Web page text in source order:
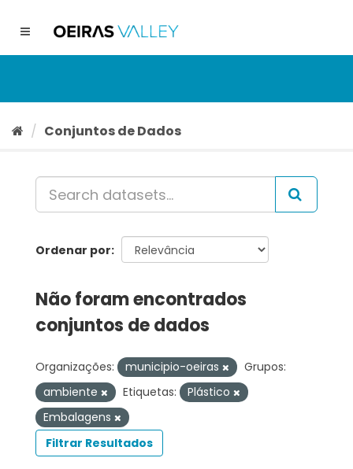
conteúdo
Toggle
Conjuntos de Dados
Ordenar por
Não foram encontrados
conjuntos de dados
Organizações: municipio-oeiras
Grupos:
ambiente
Etiquetas:
Plástico
Embalagens
Filtrar Resultados